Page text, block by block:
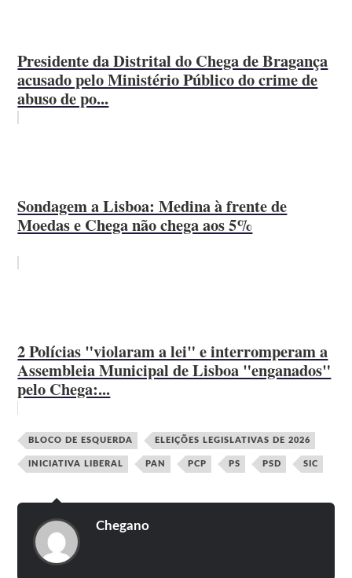
Presidente da Distrital do Chega de Bragança
acusado pelo Ministério Público do crime de
abuso de po...
Sondagem a Lisboa: Medina à frente de
Moedas e Chega não chega aos 5%
2 Polícias "violaram a lei" e interromperam a
Assembleia Municipal de Lisboa "enganados"
pelo Chega:...
BLOCO DE ESQUERDA ELEIÇÕES LEGISLATIVAS DE 2026
INICIATIVA LIBERAL PAN PCP PS PSD SIC
Chegano